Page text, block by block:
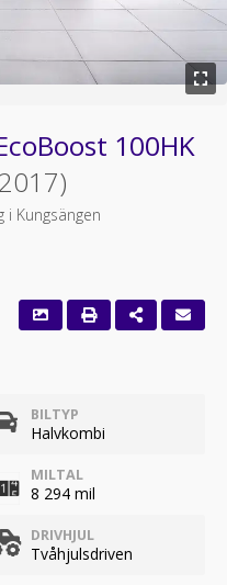
100HK
i Kungsängen
BILTYP
Halvkombi
MILTAL
8 294 mil
DRIVHJUL
Tvåhjulsdriven